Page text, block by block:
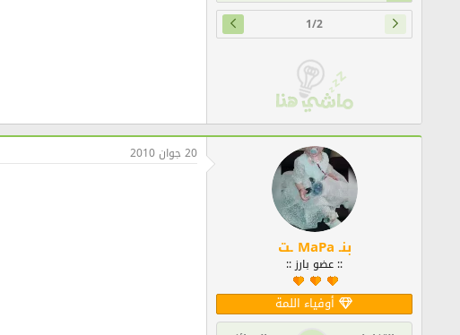
1/2
بنـ MaPa ـت
:: عضو بارز ::
أوفياء اللمة
20 جوان 2010